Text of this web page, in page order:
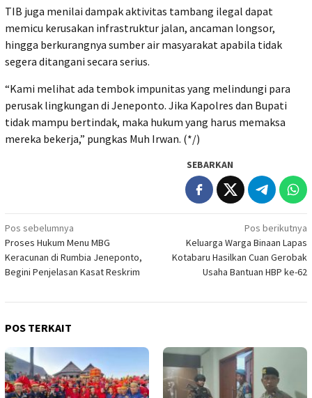
‎TIB juga menilai dampak aktivitas tambang ilegal dapat
memicu kerusakan infrastruktur jalan, ancaman longsor,
hingga berkurangnya sumber air masyarakat apabila tidak
segera ditangani secara serius.
‎“Kami melihat ada tembok impunitas yang melindungi para
perusak lingkungan di Jeneponto. Jika Kapolres dan Bupati
tidak mampu bertindak, maka hukum yang harus memaksa
mereka bekerja,” pungkas Muh Irwan. (*/)
SEBARKAN
Navigasi
pos
Pos sebelumnya
Proses Hukum Menu MBG
Keracunan di Rumbia Jeneponto,
Begini Penjelasan Kasat Reskrim
Pos berikutnya
Keluarga Warga Binaan Lapas
Kotabaru Hasilkan Cuan Gerobak
Usaha Bantuan HBP ke-62
POS TERKAIT